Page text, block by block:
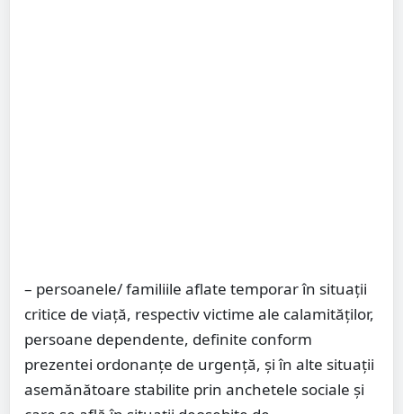
– persoanele/ familiile aflate temporar în situații
critice de viață, respectiv victime ale calamităților,
persoane dependente, definite conform
prezentei ordonanțe de urgență, și în alte situații
asemănătoare stabilite prin anchetele sociale și